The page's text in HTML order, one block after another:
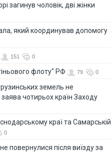
загинув чоловік, дві жінки
який координував допомогу
151 0
флоту" РФ 79 0
земель не
заява чотирьох країн Заходу
краї та Самарській
0
повернулися після виїзду за